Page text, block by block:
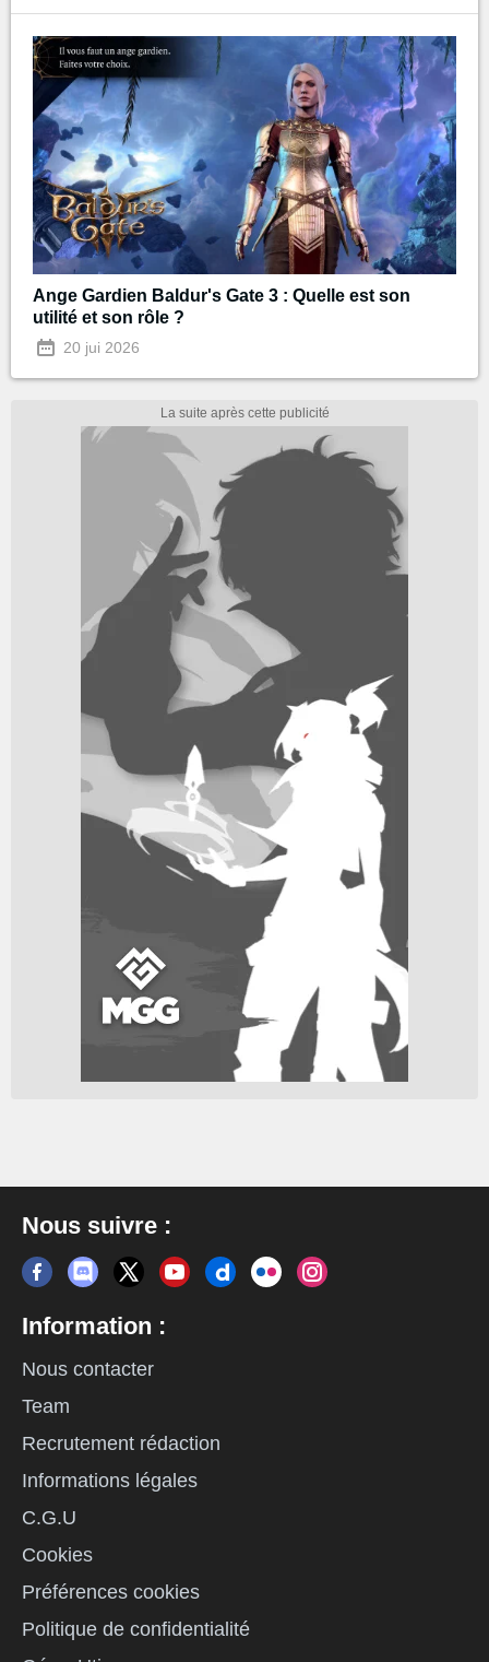
Ange Gardien Baldur's Gate 3 : Quelle est son
utilité et son rôle ?
20 jui 2026
Nous suivre :
Information :
Nous contacter
Team
Recrutement rédaction
Informations légales
C.G.U
Cookies
Préférences cookies
Politique de confidentialité